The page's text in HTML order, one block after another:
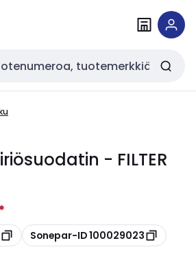
- FILTER
Kopioi
Sonepar-ID 100029023